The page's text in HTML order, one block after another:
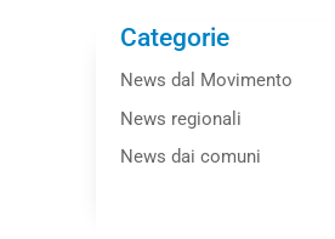
Categorie
News dal Movimento
News regionali
News dai comuni